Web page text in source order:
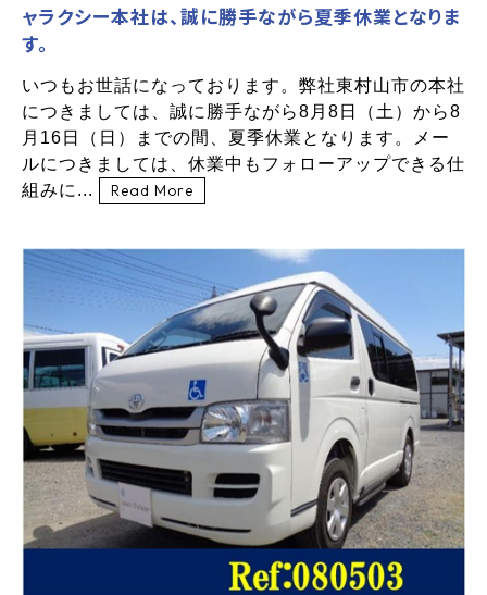
ャラクシー本社は、誠に勝手ながら夏季休業となりま
す。
いつもお世話になっております。弊社東村山市の本社
につきましては、誠に勝手ながら8月8日（土）から8
月16日（日）までの間、夏季休業となります。メー
ルにつきましては、休業中もフォローアップできる仕
組みに...
Read More